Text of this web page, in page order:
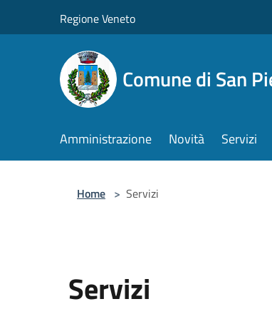
Regione Veneto
Comune di San
Amministrazione Novità Servizi
Home > Servizi
Servizi